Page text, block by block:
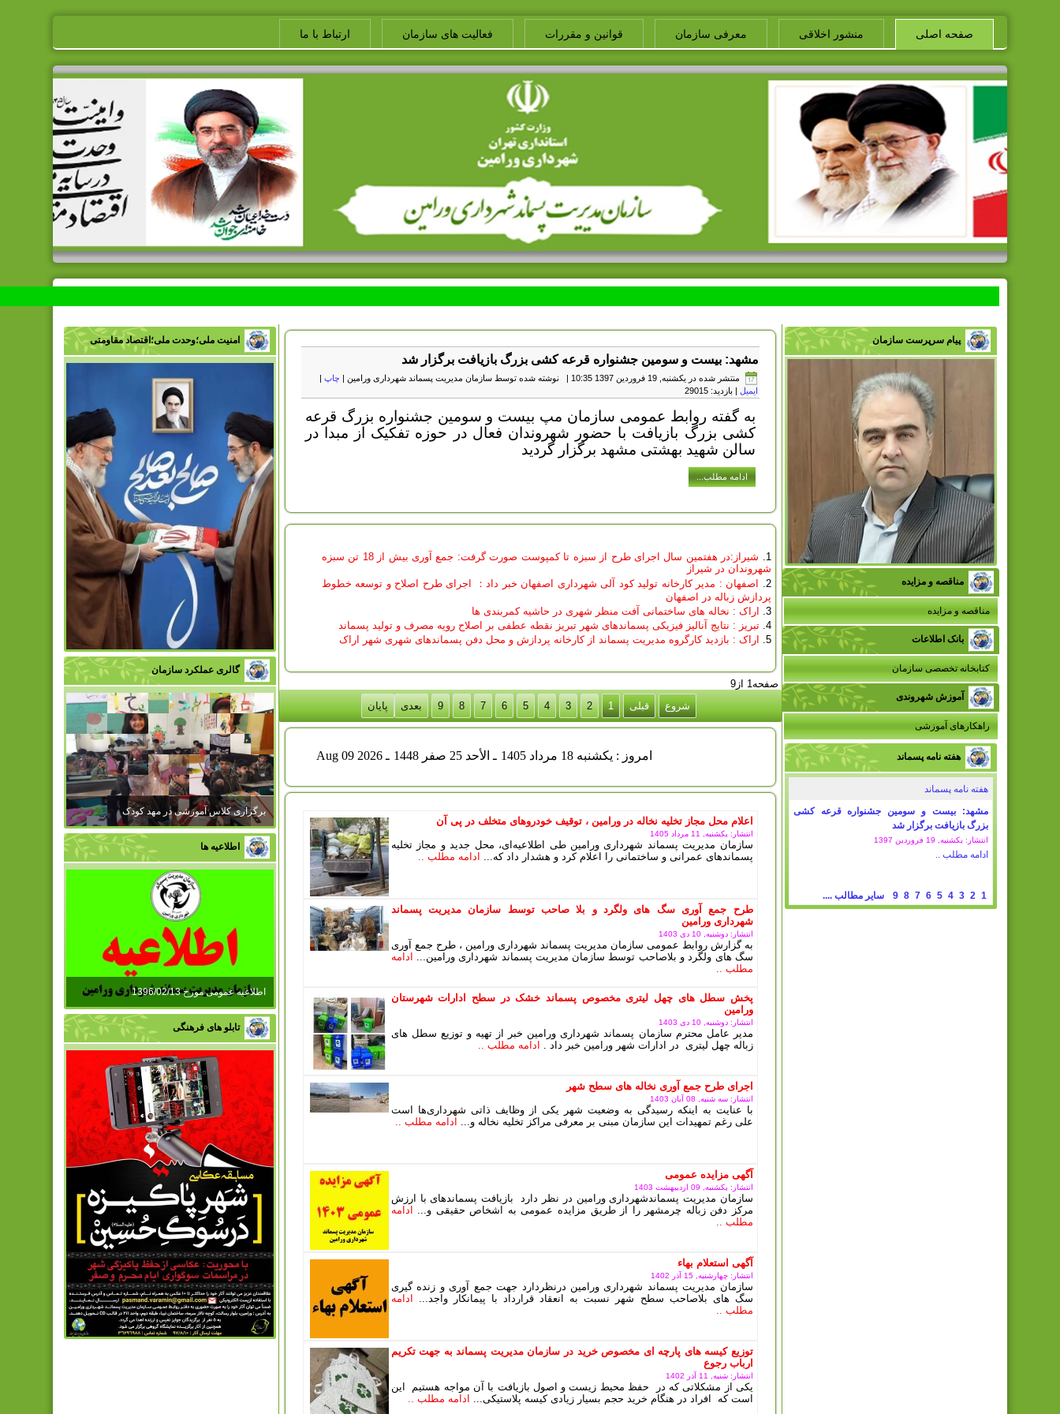
صفحه اصلی منشور اخلاقی معرفی سازمان قوانین و مقررات فعالیت های سازمان ارتباط با ما
پیام سرپرست سازمان
مناقصه و مزایده
مناقصه و مزایده
بانک اطلاعات
کتابخانه تخصصی سازمان
آموزش شهروندی
راهکارهای آموزشی
هفته نامه پسماند
هفته نامه پسماند
مشهد: بیست و سومین جشنواره قرعه کشی
بزرگ بازیافت برگزار شد
انتشار: یکشنبه, 19 فروردين 1397
ادامه مطلب ..
1
2
3
4
5
6
7
8
9 سایر مطالب ....
مشهد: بیست و سومین جشنواره قرعه کشی بزرگ بازیافت برگزار شد
منتشر شده در یکشنبه, 19 فروردين 1397 10:35 | نوشته شده توسط سازمان مدیریت پسماند شهرداری ورامین | چاپ |
ایمیل | بازدید: 29015
به گفته روابط عمومی سازمان مپ بیست و سومین جشنواره بزرگ قرعه
کشی بزرگ بازیافت با حضور شهروندان فعال در حوزه تفکیک از مبدا در
سالن شهید بهشتی مشهد برگزار گردید
ادامه مطلب...
شیراز:در هفتمین سال اجرای طرح از سبزه تا کمپوست صورت گرفت: جمع آوری بیش از 18 تن سبزه
شهروندان در شیراز
اصفهان : مدیر کارخانه تولید کود آلی شهرداری اصفهان خبر داد： اجرای طرح اصلاح و توسعه خطوط
پردازش زباله در اصفهان
اراک : نخاله های ساختمانی آفت منظر شهری در حاشیه کمربندی ها
تبریز : نتایج آنالیز فیزیکی پسماندهای شهر تبریز نقطه عطفی بر اصلاح رویه مصرف و تولید پسماند
اراک : بازدید کارگروه مدیریت پسماند از کارخانه پردازش و محل دفن پسماندهای شهری شهر اراک
صفحه1 از9
شروع
قبلی 1
2
3
4
5
6
7
8
9 بعدی پایان
امروز : يكشنبه 18 مرداد 1405 ـ الأحد 25 صفر 1448 ـ Aug 09 2026
اعلام محل مجاز تخلیه نخاله در ورامین ، توقیف خودروهای متخلف در پی آن
انتشار: یکشنبه, 11 مرداد 1405
سازمان مدیریت پسماند شهرداری ورامین طی اطلاعیه‌ای، محل جدید و مجاز تخلیه
پسماندهای عمرانی و ساختمانی را اعلام کرد و هشدار داد که... ادامه مطلب ..
طرح جمع آوری سگ های ولگرد و بلا صاحب توسط سازمان مدیریت پسماند
شهرداری ورامین
انتشار: دوشنبه, 10 دی 1403
به گزارش روابط عمومی سازمان مدیریت پسماند شهرداری ورامین ، طرح جمع آوری
سگ های ولگرد و بلاصاحب توسط سازمان مدیریت پسماند شهرداری ورامین... ادامه
مطلب ..
پخش سطل های چهل لیتری مخصوص پسماند خشک در سطح ادارات شهرستان
ورامین
انتشار: دوشنبه, 10 دی 1403
مدیر عامل محترم سازمان پسماند شهرداری ورامین خبر از تهیه و توزیع سطل های
زباله چهل لیتری در ادارات شهر ورامین خبر داد . ادامه مطلب ..
اجرای طرح جمع آوری نخاله های سطح شهر
انتشار: سه شنبه, 08 آبان 1403
با عنایت به اینکه رسیدگی به وضعیت شهر یکی از وظایف ذاتی شهرداری‌ها است
علی رغم تمهیدات این سازمان مبنی بر معرفی مراکز تخلیه نخاله و... ادامه مطلب ..
آگهی مزایده عمومی
انتشار: یکشنبه, 09 ارديبهشت 1403
سازمان مدیریت پسماندشهرداری ورامین در نظر دارد بازیافت پسماندهای با ارزش
مرکز دفن زباله چرمشهر را از طریق مزایده عمومی به اشخاص حقیقی و... ادامه
مطلب ..
آگهی استعلام بهاء
انتشار: چهارشنبه, 15 آذر 1402
سازمان مدیریت پسماند شهرداری ورامین درنظردارد جهت جمع آوری و زنده گیری
سگ های بلاصاحب سطح شهر نسبت به انعقاد قرارداد با پیمانکار واجد...
ادامه
مطلب ..
توزیع کیسه های پارچه ای مخصوص خرید در سازمان مدیریت پسماند به جهت تکریم
ارباب رجوع
انتشار: شنبه, 11 آذر 1402
یکی از مشکلاتی که در حفظ محیط زیست و اصول بازیافت با آن مواجه هستیم این
است که افراد در هنگام خرید حجم بسیار زیادی کیسه پلاستیکی... ادامه مطلب ..
امنیت ملی؛وحدت ملی؛اقتصاد مقاومتی
گالری عملکرد سازمان
برگزاری کلاس آموزشی در مهد کودک
اطلاعیه ها
اطلاعیه عمومی مورخ 1396/02/13
تابلو های فرهنگی